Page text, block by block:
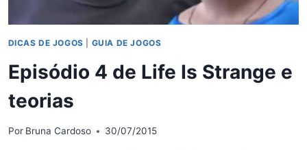
DICAS DE JOGOS GUIA DE JOGOS
Episódio 4 de Life Is Strange e
teorias
Por Bruna Cardoso 30/07/2015